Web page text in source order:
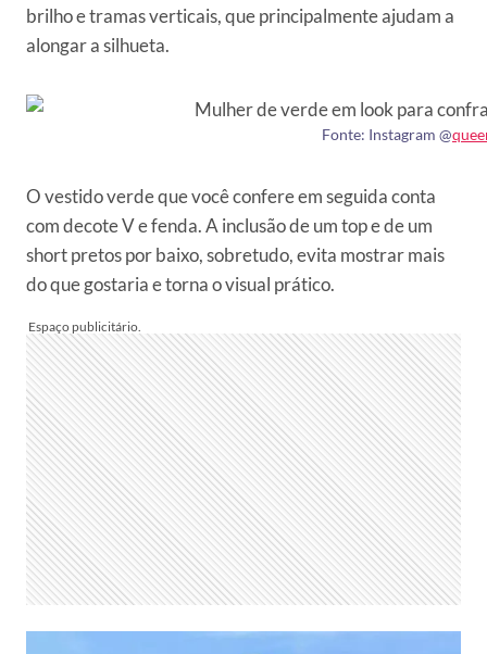
brilho e tramas verticais, que principalmente ajudam a
alongar a silhueta.
Fonte: Instagram @
O vestido verde que você confere em seguida conta
com decote V e fenda. A inclusão de um top e de um
short pretos por baixo, sobretudo, evita mostrar mais
do que gostaria e torna o visual prático.